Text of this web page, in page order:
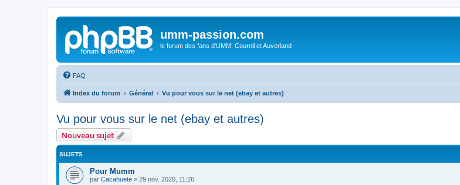
umm-passion.com
le forum des fans d'UMM, Cournil et Auverland
FAQ
Index du forum Général Vu pour vous sur le net (ebay et autres)
Vu pour vous sur le net (ebay et autres)
Nouveau sujet
SUJETS
Pour Mumm
par Cacahuete » 29 nov. 2020, 11:26